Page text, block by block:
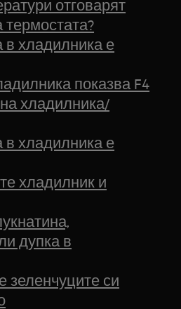
отговарят
термостата?
в хладилника е
показва F4
хладилника/
в хладилника е
хладилник и
дупка в
зеленчуците си